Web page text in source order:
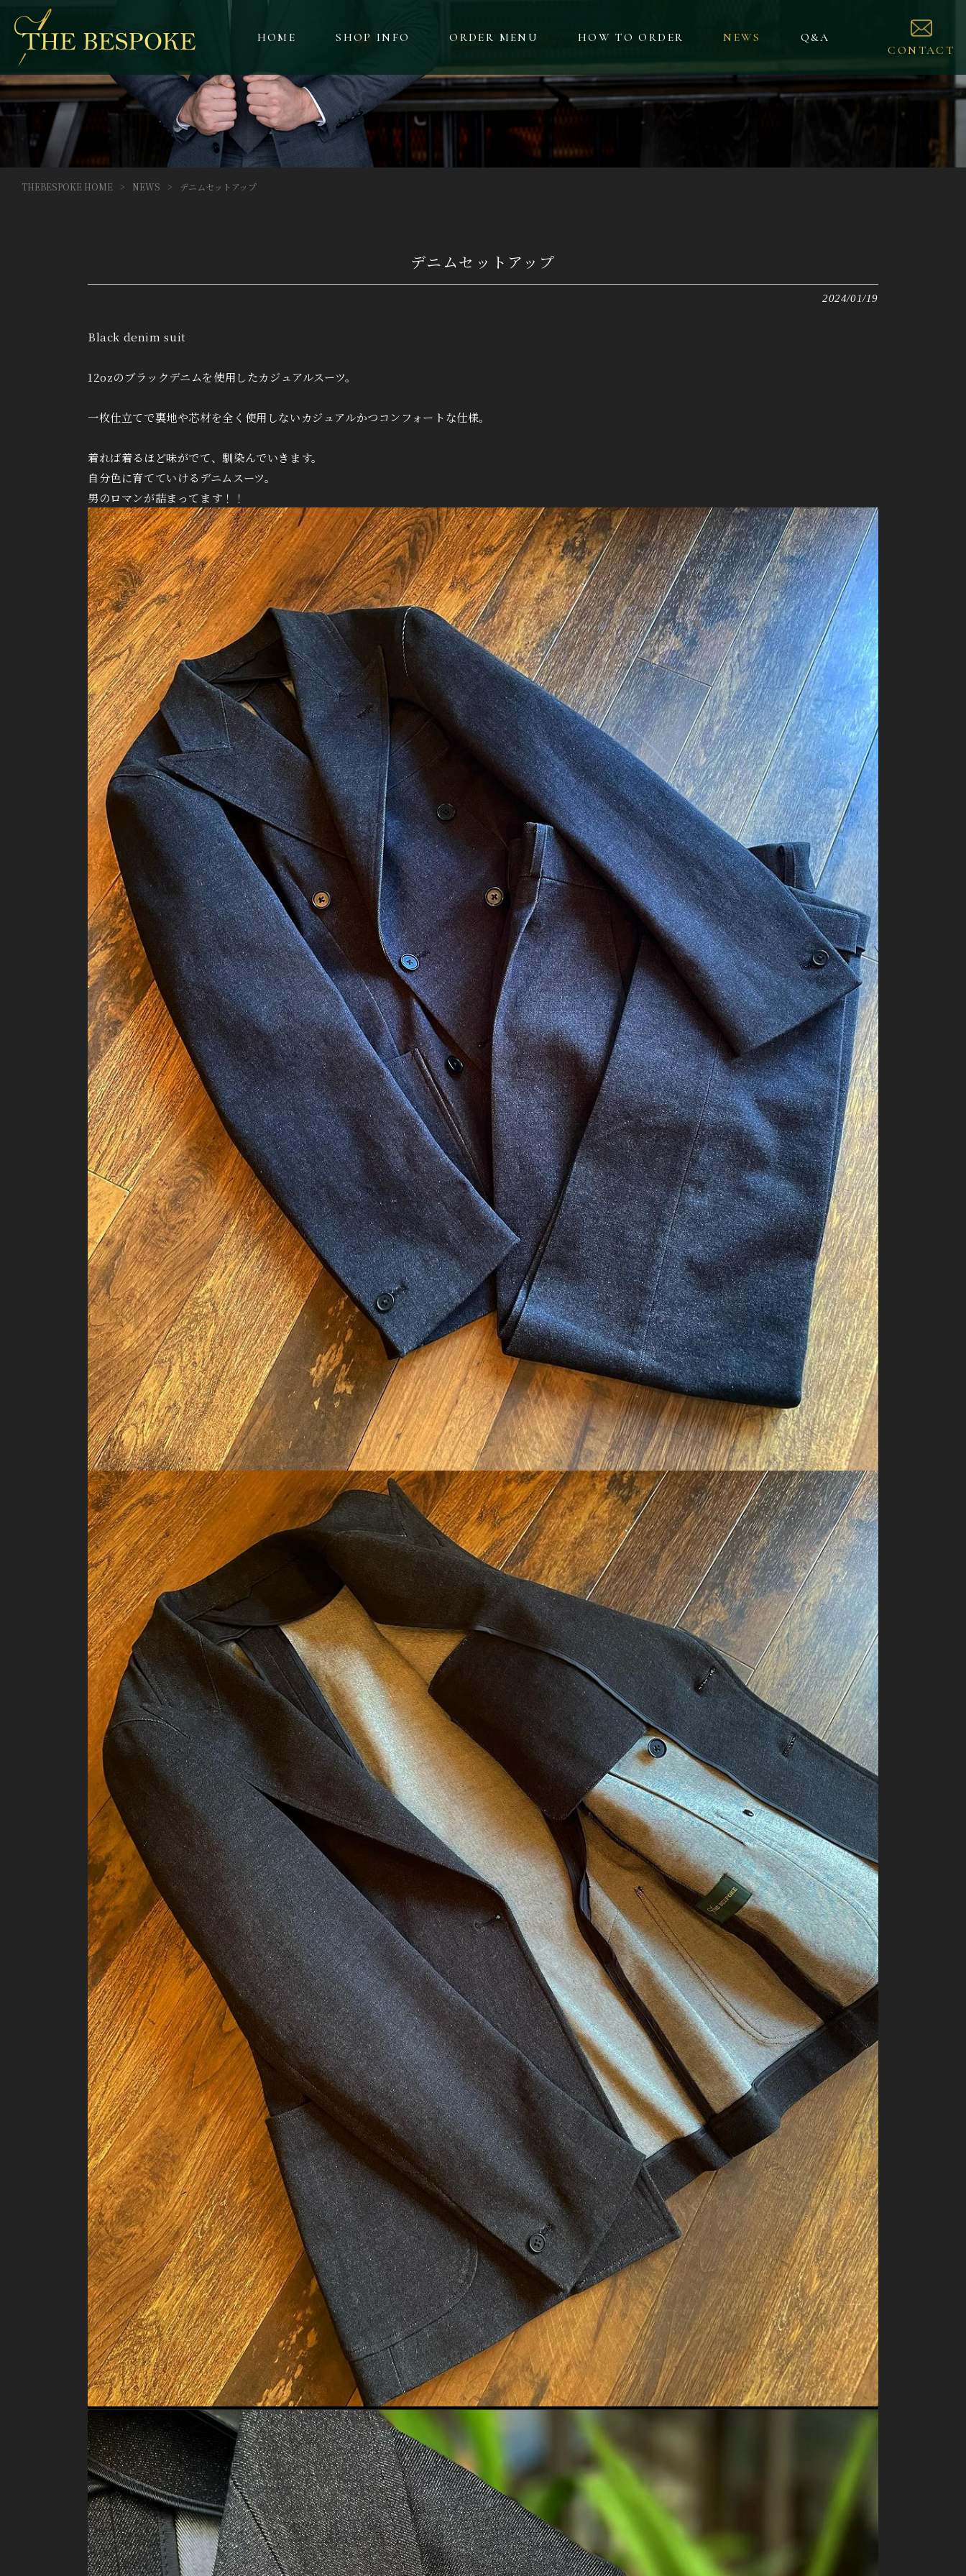
HOME SHOP INFO ORDER MENU HOW TO ORDER NEWS
Q&A
CONTACT
THEBESPOKE HOME > NEWS > デニムセットアップ
デニムセットアップ
2024/01/19
Black denim suit
12ozのブラックデニムを使用したカジュアルスーツ。
一枚仕立てで裏地や芯材を全く使用しないカジュアルかつコンフォートな仕様。
着れば着るほど味がでて、馴染んでいきます。
自分色に育てていけるデニムスーツ。
男のロマンが詰まってます！！